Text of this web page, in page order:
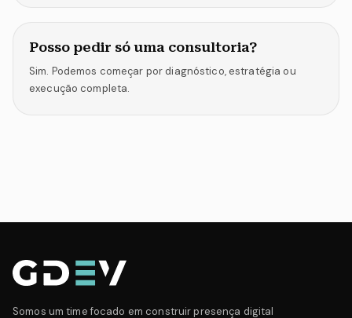
Posso pedir só uma consultoria?
Sim. Podemos começar por diagnóstico, estratégia ou
execução completa.
Somos um time focado em construir presença digital